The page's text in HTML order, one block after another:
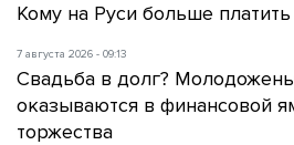
Кому на Руси больше платить
7 августа 2026 - 09:13
Свадьба в долг?
оказываются в финансовой
торжества